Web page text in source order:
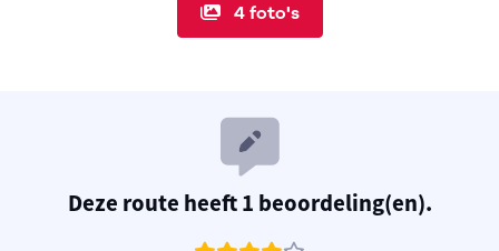
4 foto's
Deze route heeft 1 beoordeling(en).